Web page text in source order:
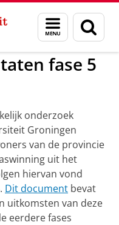
Menu
en
zoeken
Gaswinning Groningen
fase 5
onderzoek
Groningen
van de provincie
uit het
hiervan vond
Dit document bevat
uitkomsten van deze
eerdere fases